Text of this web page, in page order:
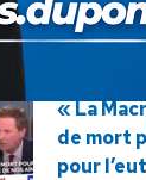
« La
de mort
pour